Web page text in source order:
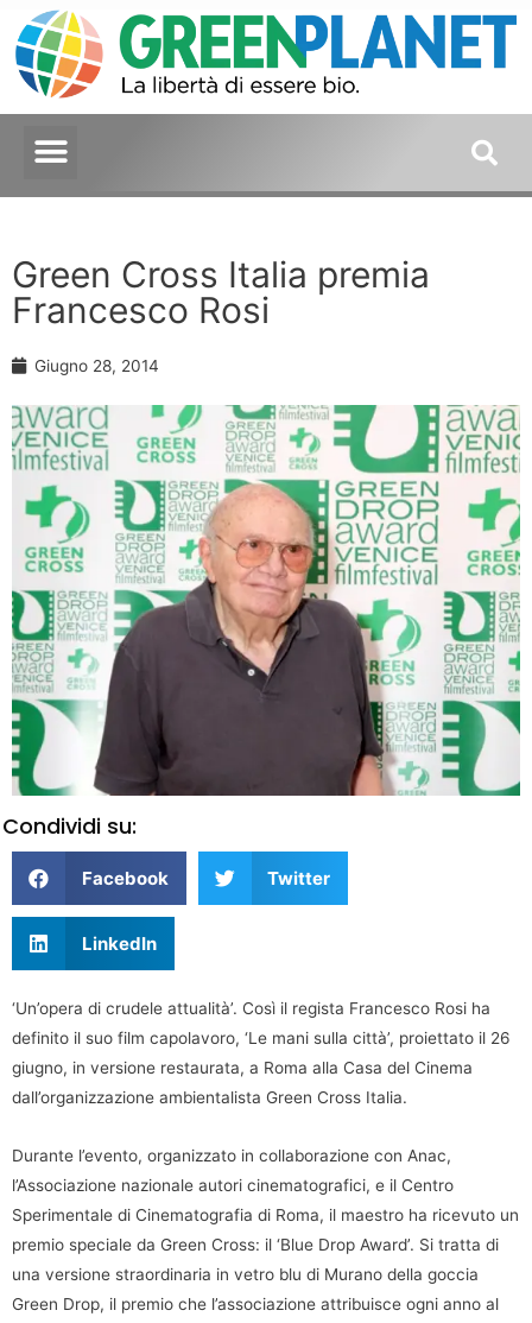
Green Cross Italia premia
Francesco Rosi
Giugno 28, 2014
Condividi su:
Facebook Twitter
LinkedIn
‘Un’opera di crudele attualità’. Così il regista Francesco Rosi ha
definito il suo film capolavoro, ‘Le mani sulla città’, proiettato il 26
giugno, in versione restaurata, a Roma alla Casa del Cinema
dall’organizzazione ambientalista Green Cross Italia.
Durante l’evento, organizzato in collaborazione con Anac,
l’Associazione nazionale autori cinematografici, e il Centro
Sperimentale di Cinematografia di Roma, il maestro ha ricevuto un
premio speciale da Green Cross: il ‘Blue Drop Award’. Si tratta di
una versione straordinaria in vetro blu di Murano della goccia
Green Drop, il premio che l’associazione attribuisce ogni anno al